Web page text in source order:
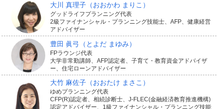
きに、障害の程度に応じて最大4,000万円が保険金として
支払われます。
被害者が、事故によって身体に障害が残り介護が必要な
状態になったり、働くことができなくなった場合に失う
逸失利益や、精神的・肉体的な苦痛に対する慰謝料が対
象です。
大川 真理子 （おおかわ まりこ）
グッドライフプランニング代表
2級ファイナンシャル・プランニング技能士、AFP、健康経営
アドバイザー
豊田 眞弓 （とよだ まゆみ）
FPラウンジ代表
大学非常勤講師、AFP認定者、子育て・教育資金アドバイザ
ー、住宅ローンアドバイザー
大竹 麻佐子 （おおたけ まさこ）
ゆめプランニング代表
CFP(R)認定者、相続診断士、J-FLEC(金融経済教育推進機構)
認定アドバイザー、1級ファイナンシャル・プランニング技能